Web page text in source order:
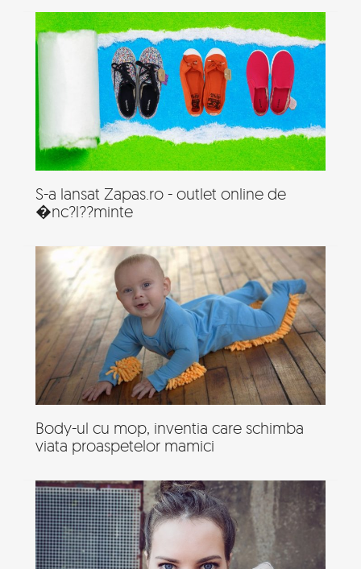
S-a lansat Zapas.ro - outlet online de
�nc?l??minte
Body-ul cu mop, inventia care schimba
viata proaspetelor mamici